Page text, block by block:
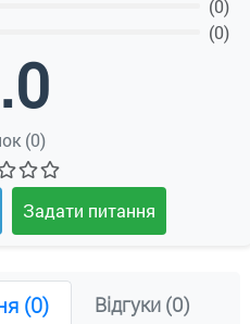
(0)
(0)
(0)
Задати питання
(0)
Відгуки (0)